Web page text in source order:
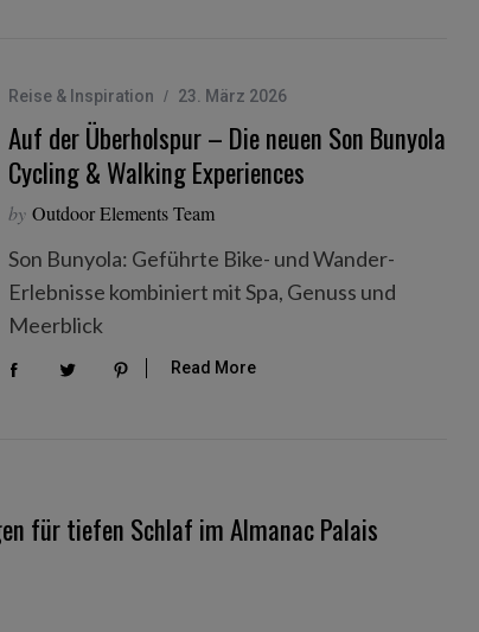
Reise & Inspiration 23. März 2026
Auf der Überholspur – Die neuen Son Bunyola
Cycling & Walking Experiences
by Outdoor Elements Team
Son Bunyola: Geführte Bike- und Wander-
Erlebnisse kombiniert mit Spa, Genuss und
Meerblick
Read More
für tiefen Schlaf im Almanac Palais